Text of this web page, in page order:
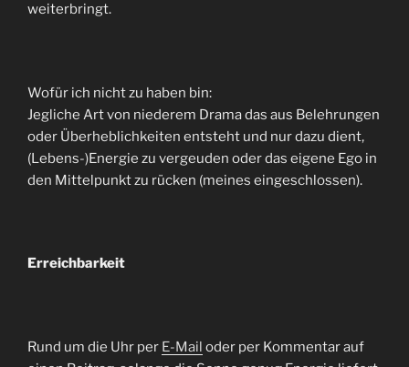
weiterbringt.
Wofür ich nicht zu haben bin:
Jegliche Art von niederem Drama das aus Belehrungen
oder Überheblichkeiten entsteht und nur dazu dient,
(Lebens-)Energie zu vergeuden oder das eigene Ego in
den Mittelpunkt zu rücken (meines eingeschlossen).
Erreichbarkeit
Rund um die Uhr per E-Mail oder per Kommentar auf